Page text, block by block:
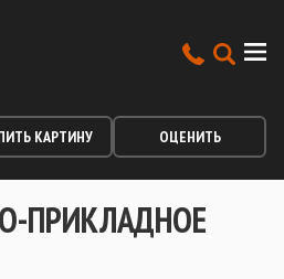
КАРТИНУ ОЦЕНИТЬ
ПРИКЛАДНОЕ